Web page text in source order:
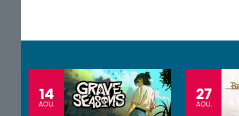
14
AOU.
27
AOU.